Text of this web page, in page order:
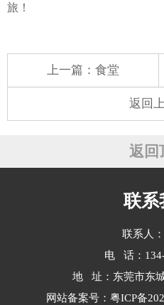
旅！
上一篇： 食堂
返回
返回
联系
联系人
电 话：
地 址：东莞市东
网站备案号： 粤ICP备